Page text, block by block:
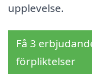
upplevelse.
Få 3
förpliktelser